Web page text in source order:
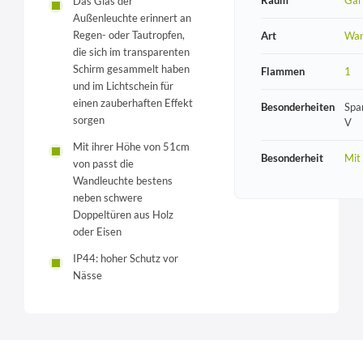
Außenleuchte erinnert an
Regen- oder Tautropfen,
die sich im transparenten
Schirm gesammelt haben
und im Lichtschein für
einen zauberhaften Effekt
sorgen
Mit ihrer Höhe von 51cm
von passt die
Wandleuchte bestens
neben schwere
Doppeltüren aus Holz
oder Eisen
IP44: hoher Schutz vor
Nässe
Art
Flammen 1
Besonderheiten
V
Besonderheit Mit